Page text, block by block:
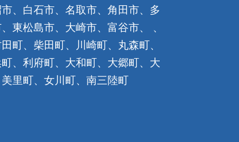
、白石市、名取市、角田市、多
東松島市、大崎市、富谷市、 、
町、柴田町、川崎町、丸森町、
、利府町、大和町、大郷町、大
里町、女川町、南三陸町